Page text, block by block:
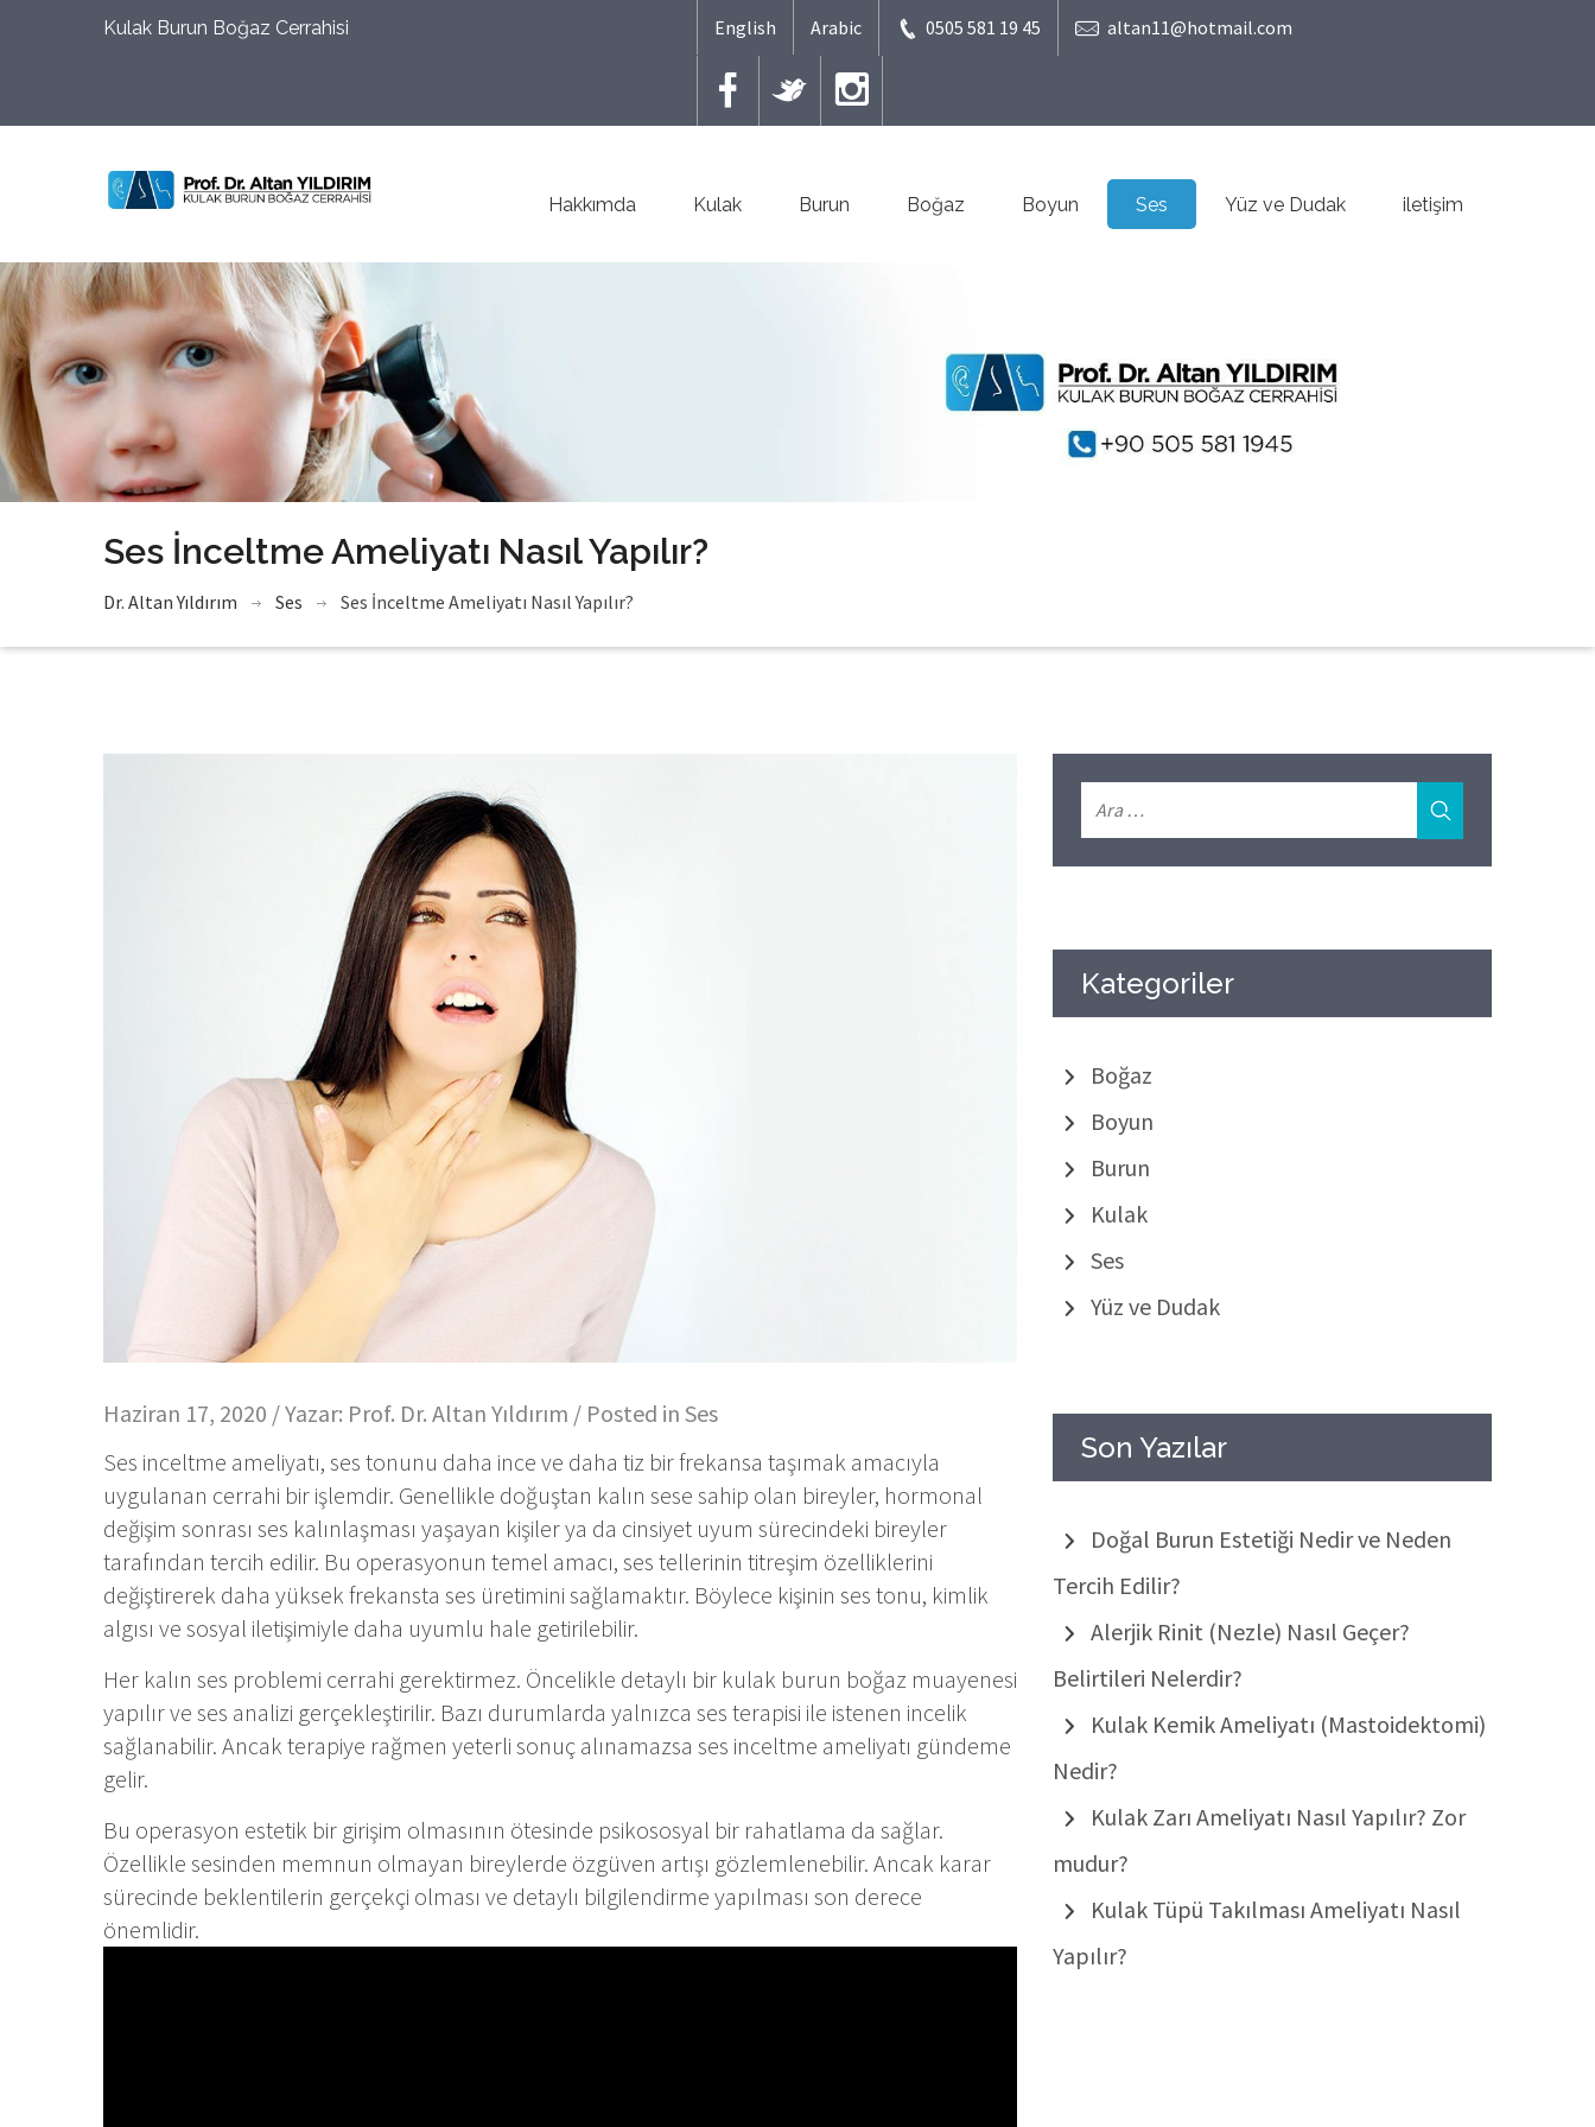
Kulak Burun Boğaz Cerrahisi English Arabic 0505 581 19 45 altan11@hotmail.com
Hakkımda Kulak Burun Boğaz Boyun Ses Yüz ve Dudak iletişim
Ses İnceltme Ameliyatı Nasıl Yapılır?
Dr. Altan Yıldırım Ses Ses İnceltme Ameliyatı Nasıl Yapılır?
Haziran 17, 2020 / Yazar: Prof. Dr. Altan Yıldırım / Posted in Ses
Ses inceltme ameliyatı, ses tonunu daha ince ve daha tiz bir frekansa taşımak amacıyla
uygulanan cerrahi bir işlemdir. Genellikle doğuştan kalın sese sahip olan bireyler, hormonal
değişim sonrası ses kalınlaşması yaşayan kişiler ya da cinsiyet uyum sürecindeki bireyler
tarafından tercih edilir. Bu operasyonun temel amacı, ses tellerinin titreşim özelliklerini
değiştirerek daha yüksek frekansta ses üretimini sağlamaktır. Böylece kişinin ses tonu, kimlik
algısı ve sosyal iletişimiyle daha uyumlu hale getirilebilir.
Her kalın ses problemi cerrahi gerektirmez. Öncelikle detaylı bir kulak burun boğaz muayenesi
yapılır ve ses analizi gerçekleştirilir. Bazı durumlarda yalnızca ses terapisi ile istenen incelik
sağlanabilir. Ancak terapiye rağmen yeterli sonuç alınamazsa ses inceltme ameliyatı gündeme
gelir.
Bu operasyon estetik bir girişim olmasının ötesinde psikososyal bir rahatlama da sağlar.
Özellikle sesinden memnun olmayan bireylerde özgüven artışı gözlemlenebilir. Ancak karar
sürecinde beklentilerin gerçekçi olması ve detaylı bilgilendirme yapılması son derece
önemlidir.
Kategoriler
Boğaz
Boyun
Burun
Kulak
Ses
Yüz ve Dudak
Son Yazılar
Doğal Burun Estetiği Nedir ve Neden
Tercih Edilir?
Alerjik Rinit (Nezle) Nasıl Geçer?
Belirtileri Nelerdir?
Kulak Kemik Ameliyatı (Mastoidektomi)
Nedir?
Kulak Zarı Ameliyatı Nasıl Yapılır? Zor
mudur?
Kulak Tüpü Takılması Ameliyatı Nasıl
Yapılır?